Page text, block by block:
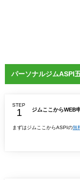
パーソナルジムASPI
STEP
ジムここからWEB
まずはジムここからASPIの無